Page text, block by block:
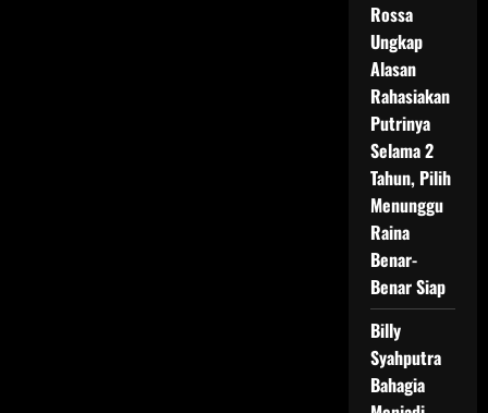
Rossa
Ungkap
Alasan
Rahasiakan
Putrinya
Selama 2
Tahun, Pilih
Menunggu
Raina
Benar-
Benar Siap
Billy
Syahputra
Bahagia